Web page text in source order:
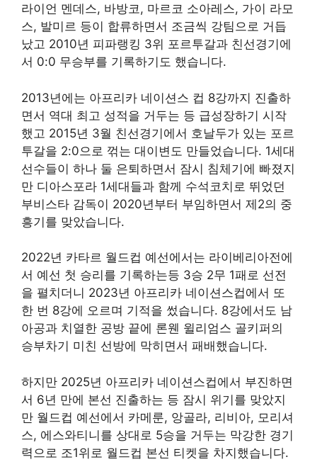
라이언 멘데스, 바방코, 마르코 소아레스, 가이 라모
스, 발미르 등이 합류하면서 조금씩 강팀으로 거듭
났고 2010년 피파랭킹 3위 포르투갈과 친선경기에
서 0:0 무승부를 기록하기도 했습니다.
2013년에는 아프리카 네이션스 컵 8강까지 진출하
면서 역대 최고 성적을 거두는 등 급성장하기 시작
했고 2015년 3월 친선경기에서 호날두가 있는 포르
투갈을 2:0으로 꺾는 대이변도 만들었습니다. 1세대
선수들이 하나 둘 은퇴하면서 잠시 침체기에 빠졌지
만 디아스포라 1세대들과 함께 수석코치로 뛰었던
부비스타 감독이 2020년부터 부임하면서 제2의 중
흥기를 맞았습니다.
2022년 카타르 월드컵 예선에서는 라이베리아전에
서 예선 첫 승리를 기록하는등 3승 2무 1패로 선전
을 펼치더니 2023년 아프리카 네이션스컵에서 또
한 번 8강에 오르며 기적을 썼습니다. 8강에서도 남
아공과 치열한 공방 끝에 론웬 윌리엄스 골키퍼의
승부차기 미친 선방에 막히면서 패배했습니다.
하지만 2025년 아프리카 네이션스컵에서 부진하면
서 6년 만에 본선 진출하는 등 잠시 위기를 맞았지
만 월드컵 예선에서 카메룬, 앙골라, 리비아, 모리셔
스, 에스와티니를 상대로 5승을 거두는 막강한 경기
력으로 조1위로 월드컵 본선 티켓을 차지했습니다.